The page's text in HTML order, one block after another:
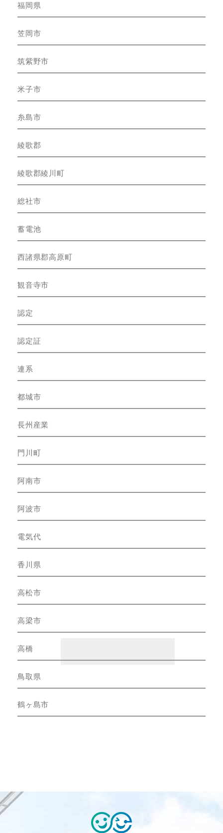
福岡県
笠岡市
筑紫野市
米子市
糸島市
綾歌郡
綾歌郡綾川町
総社市
蓄電池
西諸県郡高原町
観音寺市
認定
認定証
連系
都城市
長州産業
門川町
阿南市
阿波市
電気代
香川県
高松市
高梁市
高橋
鳥取県
鶴ヶ島市